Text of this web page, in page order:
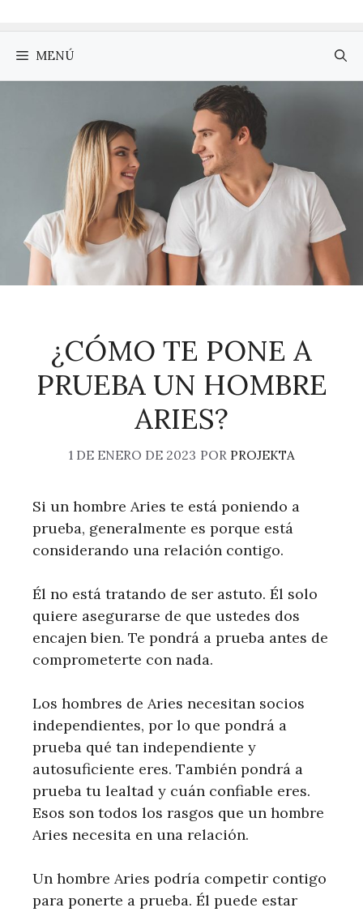
MENÚ
¿CÓMO TE PONE A
PRUEBA UN HOMBRE
ARIES?
1 DE ENERO DE 2023 POR PROJEKTA
Si un hombre Aries te está poniendo a
prueba, generalmente es porque está
considerando una relación contigo.
Él no está tratando de ser astuto. Él solo
quiere asegurarse de que ustedes dos
encajen bien. Te pondrá a prueba antes de
comprometerte con nada.
Los hombres de Aries necesitan socios
independientes, por lo que pondrá a
prueba qué tan independiente y
autosuficiente eres. También pondrá a
prueba tu lealtad y cuán confiable eres.
Esos son todos los rasgos que un hombre
Aries necesita en una relación.
Un hombre Aries podría competir contigo
para ponerte a prueba. Él puede estar